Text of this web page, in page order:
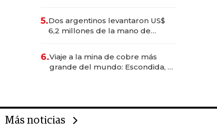
para convertirse en experiencias
transformadoras
5.Dos argentinos levantaron US$
6,2 millones de la mano de
6.Viaje a la mina de cobre más
grande del mundo: Escondida, el
Más noticias